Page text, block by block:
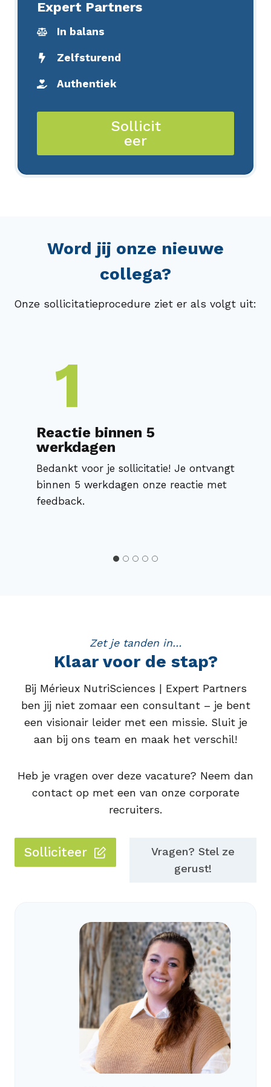
Expert Partners
In balans
Zelfsturend
Authentiek
Sollicit
eer
Word jij onze nieuwe
collega?
Onze sollicitatieprocedure ziet er als volgt uit:
1
Reactie binnen 5
werkdagen
Bedankt voor je sollicitatie! Je ontvangt
binnen 5 werkdagen onze reactie met
feedback.
Zet je tanden in…
Klaar voor de stap?
Bij Mérieux NutriSciences | Expert Partners
ben jij niet zomaar een consultant – je bent
een visionair leider met een missie. Sluit je
aan bij ons team en maak het verschil!
Heb je vragen over deze vacature? Neem dan
contact op met een van onze corporate
recruiters.
Solliciteer
Vragen? Stel ze
gerust!